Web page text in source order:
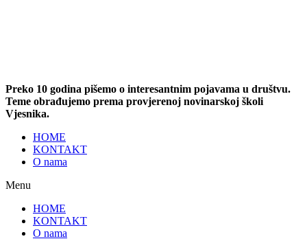
Preko 10 godina pišemo o interesantnim pojavama u društvu.
Teme obrađujemo prema provjerenoj novinarskoj školi
Vjesnika.
HOME
KONTAKT
O nama
Menu
HOME
KONTAKT
O nama